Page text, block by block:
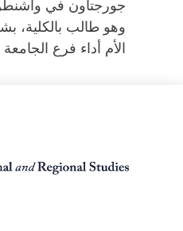
جورجتاون في واشنطن
وهو طالب بالكلية،
الأم أداء فرع